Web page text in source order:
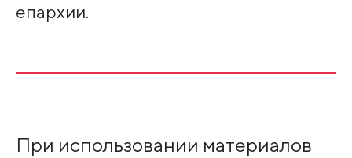
епархии.
При использовании материалов